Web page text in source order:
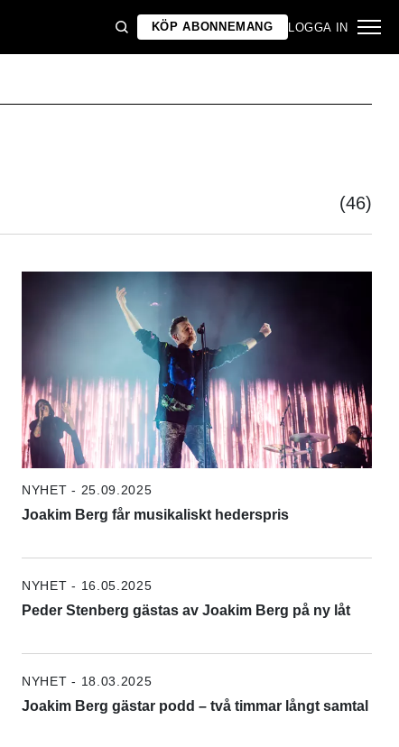
KÖP ABONNEMANG LOGGA IN
(46)
NYHET - 25.09.2025
Joakim Berg får musikaliskt hederspris
NYHET - 16.05.2025
Peder Stenberg gästas av Joakim Berg på ny låt
NYHET - 18.03.2025
Joakim Berg gästar podd – två timmar långt samtal